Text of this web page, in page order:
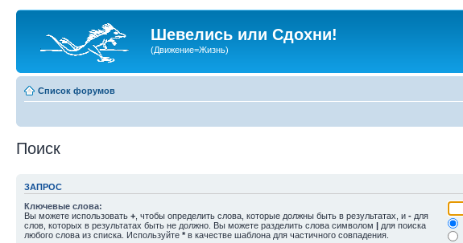
Шевелись или Сдохни!
(Движение=Жизнь)
Список форумов
Поиск
ЗАПРОС
Ключевые слова:
Вы можете использовать + , чтобы определить слова, которые должны быть в результатах, и - для
слов, которых в результатах быть не должно. Вы можете разделить слова символом | для поиска
любого слова из списка. Используйте * в качестве шаблона для частичного совпадения.